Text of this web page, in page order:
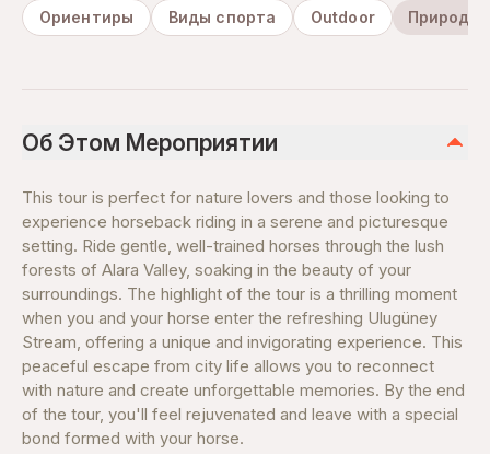
Ориентиры Виды спорта Outdoor Природа
Об Этом Мероприятии
This tour is perfect for nature lovers and those looking to
experience horseback riding in a serene and picturesque
setting. Ride gentle, well-trained horses through the lush
forests of Alara Valley, soaking in the beauty of your
surroundings. The highlight of the tour is a thrilling moment
when you and your horse enter the refreshing Ulugüney
Stream, offering a unique and invigorating experience. This
peaceful escape from city life allows you to reconnect
with nature and create unforgettable memories. By the end
of the tour, you'll feel rejuvenated and leave with a special
bond formed with your horse.